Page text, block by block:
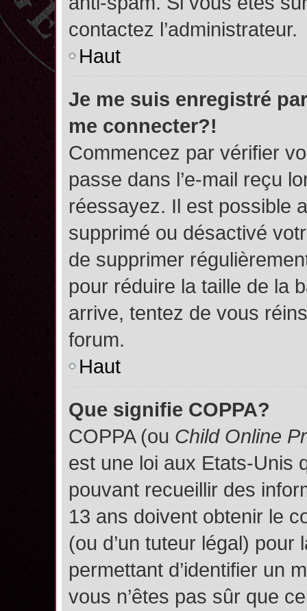
contactez l’administrateur.
Haut
Je me suis enregistré
me connecter?!
Commencez par vérifier
passe dans l’e-mail reçu
réessayez. Il est possible
supprimé ou désactivé
de supprimer
pour réduire la taille de la
arrive, tentez de vous
forum.
Haut
Que signifie COPPA?
COPPA (ou Child Online
est une loi aux Etats-Unis
pouvant recueillir des
13 ans doivent obtenir le
(ou d’un tuteur légal)
permettant d’identifier un
vous n’êtes pas sûr que